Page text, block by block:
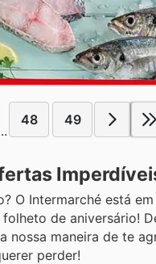
48 49
O Intermarché está
de aniversário!
maneira de te
perder!